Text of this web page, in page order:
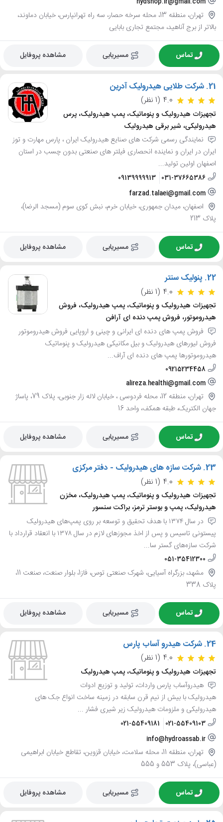
تهران، منطقه 13، محله سرخه حصار، سه راه تهرانپارس، خیابان دماوند،
بالاتر از برج آناهید، مجتمع تجاری بابایی
تماس مسیریابی مشاهده پروفایل
21. شرکت طلایی هیدرولیک آدرین
4.0 (1 نظر)
تجهیزات هیدرولیک و پنوماتیک، پمپ هیدرولیک، پرس
هیدرولیکی، شیر برقی هیدرولیک
نمایندگی رسمی شرکت های صنایع هیدرولیک ایران ، پارس مهارت و توز
ایران در ایران و نماینده انحصاری فیلتر های صنعتی بدون چسب در استان
اصفهان اولین تولید...
031-37665386
09139999913
farzad.talaei@gmail.com
اصفهان، میدان جمهوری، خیابان خرم، نبش کوی سوم (مسجد الرضا)،
پلاک 213
تماس مسیریابی مشاهده پروفایل
22. پنولیک سنتر
4.0 (1 نظر)
تجهیزات هیدرولیک و پنوماتیک، پمپ هیدرولیک، فروش
هیدروموتور، فروش پمپ دنده ای آرافن
فروش پمپ های دنده ای ایرانی و چینی و اروپایی فروش هیدروموتور
فروش لیورهای هیدرولیک و بیل مکانیکی هیدرولیک و پنوماتیک
هیدروموتورها پمپ های دنده ای آراف...
09215234458
alireza.healthi@gmail.com
تهران، منطقه 12، محله فردوسی ، خیابان لاله زار جنوبی، پلاک 79، پاساژ
جهان الکتریک، طبقه همکف، واحد 16
تماس مسیریابی مشاهده پروفایل
23. شرکت سازه های هیدرولیک - دفتر مرکزی
4.0 (1 نظر)
تجهیزات هیدرولیک و پنوماتیک، پمپ هیدرولیک، مخزن
هیدرولیک، پمپ و بوستر ترمز، براکت سنسور
در سال ۱۳۷۴ با هدف تحقیق و توسعه بر روی پمپ‌های هیدرولیک
پیستونی تاسیس و پس از اخذ مجوزهای لازم در سال ۱۳۷۸ با انعقاد قرارداد با
شرکت سازه‌های گستر سا...
051-35412300
مشهد، بزرگراه آسیایی، شهرک صنعتی توس، فاز1، بلوار صنعت، صنعت 11،
پلاک 338
تماس مسیریابی مشاهده پروفایل
24. شرکت هیدرو آساب پارس
4.0 (1 نظر)
تجهیزات هیدرولیک و پنوماتیک، پمپ هیدرولیک
هیدروآساب پارس واردات، تولید و توزیع ادوات
هیدرولیک با بیش از نیم قرن سابقه در زمینه ساخت انواع جک های
هیدرولیکی و ملزومات هیدرولیک زیر شیری فشار ...
021-55409103
021-55409181
info@hydroassab.ir
تهران، منطقه 11، محله سلامت، خیابان قزوین، تقاطع خیابان ابراهیمی
(عباسی)، پلاک 553 و 555
تماس مسیریابی مشاهده پروفایل